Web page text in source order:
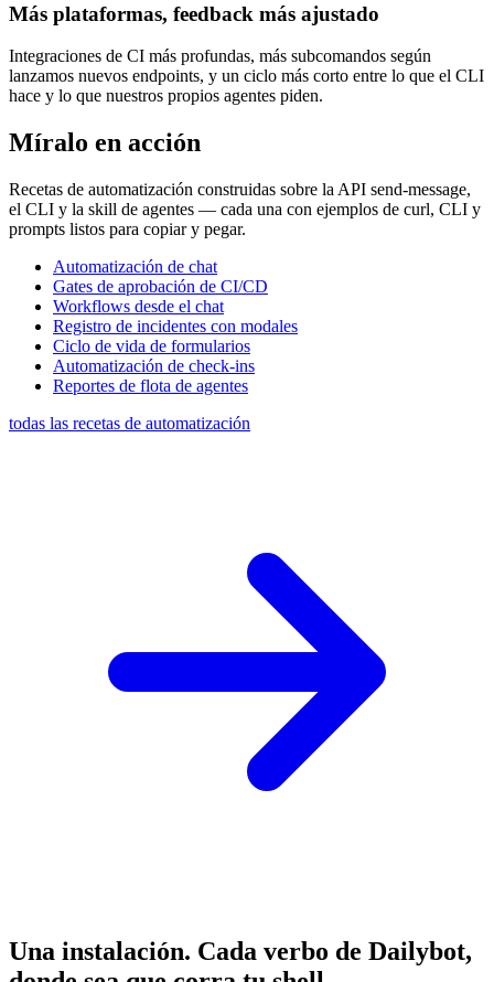
Más plataformas, feedback más ajustado
Integraciones de CI más profundas, más subcomandos según
lanzamos nuevos endpoints, y un ciclo más corto entre lo que el CLI
hace y lo que nuestros propios agentes piden.
Míralo en acción
Recetas de automatización construidas sobre la API send-message,
el CLI y la skill de agentes — cada una con ejemplos de curl, CLI y
prompts listos para copiar y pegar.
Automatización de chat
Gates de aprobación de CI/CD
Workflows desde el chat
Registro de incidentes con modales
Ciclo de vida de formularios
Automatización de check-ins
Reportes de flota de agentes
todas las recetas de automatización
Una instalación. Cada verbo de Dailybot,